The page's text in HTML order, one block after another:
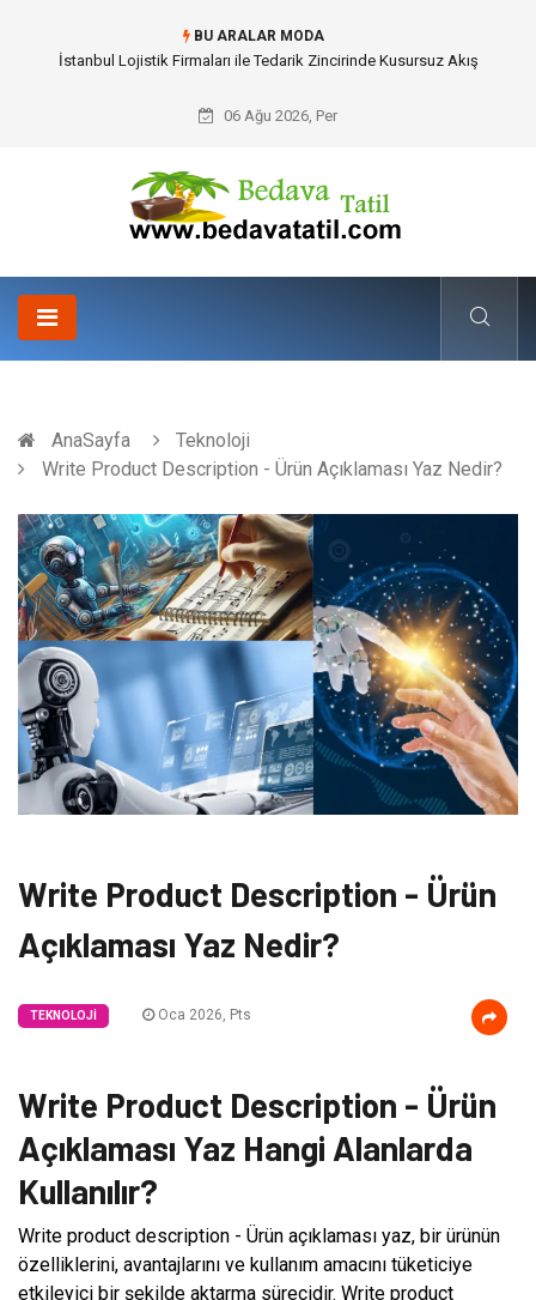
BU ARALAR MODA
Dalaman Bozburun Transfer: Seyahat Prestijinde Ve Zaman Yönetiminde
06 Ağu 2026, Per
AnaSayfa
Teknoloji
Write Product Description - Ürün Açıklaması Yaz Nedir?
Write Product Description - Ürün
Açıklaması Yaz Nedir?
TEKNOLOJI Oca 2026, Pts
Write Product Description - Ürün
Açıklaması Yaz Hangi Alanlarda
Kullanılır?
Write product description - Ürün açıklaması yaz, bir ürünün
özelliklerini, avantajlarını ve kullanım amacını tüketiciye
etkileyici bir şekilde aktarma sürecidir. Write product